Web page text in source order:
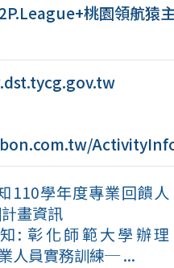
桃園領航猿
110學年度專業回饋人
畫資訊
: 彰化師範大學辦理
人員實務訓練─ ...